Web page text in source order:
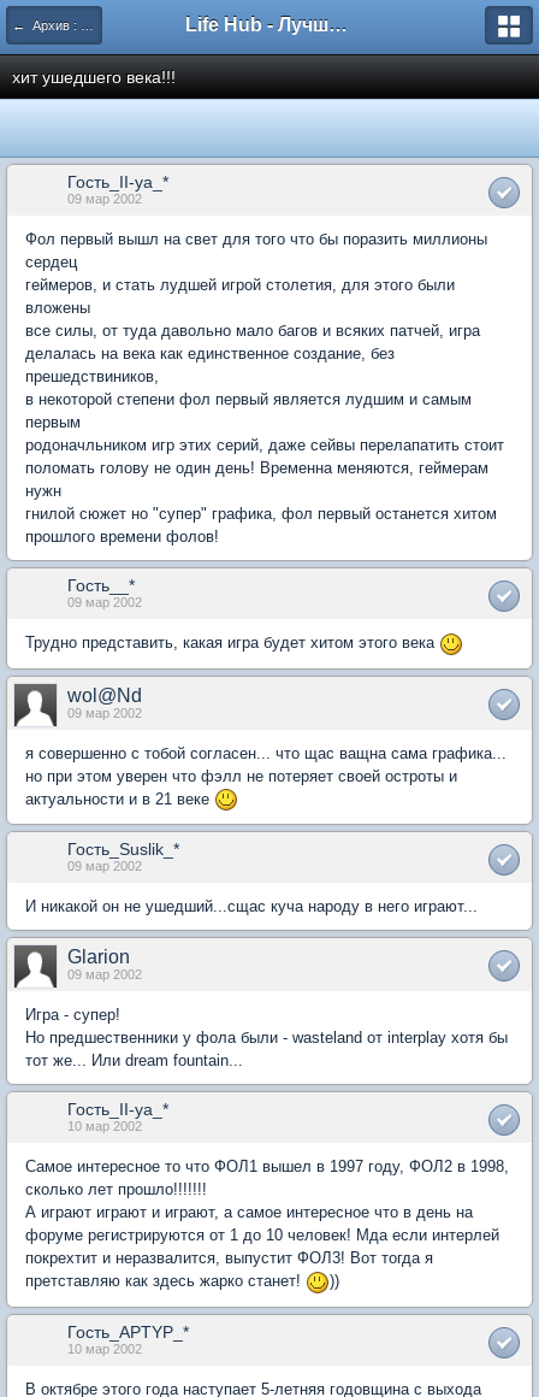
← Архив : Fallout Life Hub - Лучшие компьютерные игры мира
хит ушедшего века!!!
Гость_II-ya_*
09 мар 2002
Фол первый вышл на свет для того что бы поразить миллионы
сердец
геймеров, и стать лудшей игрой столетия, для этого были
вложены
все силы, от туда давольно мало багов и всяких патчей, игра
делалась на века как единственное создание, без
прешедствиников,
в некоторой степени фол первый является лудшим и самым
первым
родоначльником игр этих серий, даже сейвы перелапатить стоит
поломать голову не один день! Временна меняются, геймерам
нужн
гнилой сюжет но "супер" графика, фол первый останется хитом
прошлого времени фолов!
Гость__*
09 мар 2002
Трудно представить, какая игра будет хитом этого века
wol@Nd
09 мар 2002
я совершенно с тобой согласен... что щас ващна сама графика...
но при этом уверен что фэлл не потеряет своей остроты и
актуальности и в 21 веке
Гость_Suslik_*
09 мар 2002
И никакой он не ушедший...сщас куча народу в него играют...
Glarion
09 мар 2002
Игра - супер!
Но предшественники у фола были - wasteland от interplay хотя бы
тот же... Или dream fountain...
Гость_II-ya_*
10 мар 2002
Самое интересное то что ФОЛ1 вышел в 1997 году, ФОЛ2 в 1998,
сколько лет прошло!!!!!!!
А играют играют и играют, а самое интересное что в день на
форуме регистрируются от 1 до 10 человек! Мда если интерлей
покрехтит и неразвалится, выпустит ФОЛ3! Вот тогда я
претставляю как здесь жарко станет!
))
Гость_APTYP_*
10 мар 2002
В октябре этого года наступает 5-летняя годовщина с выхода